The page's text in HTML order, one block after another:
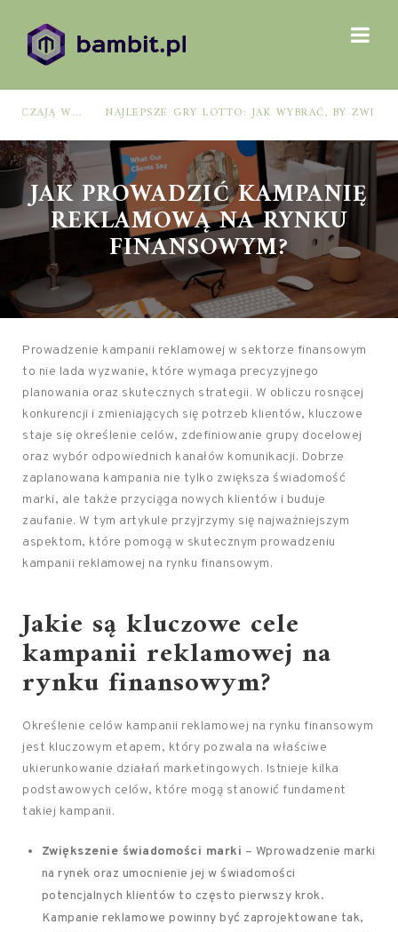
NAJLEPSZE GRY LOTTO: JAK WYBRAĆ, BY ZWIĘKSZYĆ SZANSE NA WYGRANĄ?
JAK PROWADZIĆ KAMPANIĘ
REKLAMOWĄ NA RYNKU
FINANSOWYM?
Prowadzenie kampanii reklamowej w sektorze finansowym
to nie lada wyzwanie, które wymaga precyzyjnego
planowania oraz skutecznych strategii. W obliczu rosnącej
konkurencji i zmieniających się potrzeb klientów, kluczowe
staje się określenie celów, zdefiniowanie grupy docelowej
oraz wybór odpowiednich kanałów komunikacji. Dobrze
zaplanowana kampania nie tylko zwiększa świadomość
marki, ale także przyciąga nowych klientów i buduje
zaufanie. W tym artykule przyjrzymy się najważniejszym
aspektom, które pomogą w skutecznym prowadzeniu
kampanii reklamowej na rynku finansowym.
Jakie są kluczowe cele
kampanii reklamowej na
rynku finansowym?
Określenie celów kampanii reklamowej na rynku finansowym
jest kluczowym etapem, który pozwala na właściwe
ukierunkowanie działań marketingowych. Istnieje kilka
podstawowych celów, które mogą stanowić fundament
takiej kampanii.
Zwiększenie świadomości marki – Wprowadzenie marki
na rynek oraz umocnienie jej w świadomości
potencjalnych klientów to często pierwszy krok.
Kampanie reklamowe powinny być zaprojektowane tak,